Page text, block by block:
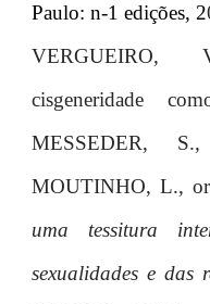
Paulo: n-1 edições, 2
VERGUEIRO,
cisgeneridade
MESSEDER,
MOUTINHO, L.,
uma tessitura
sexualidades e das